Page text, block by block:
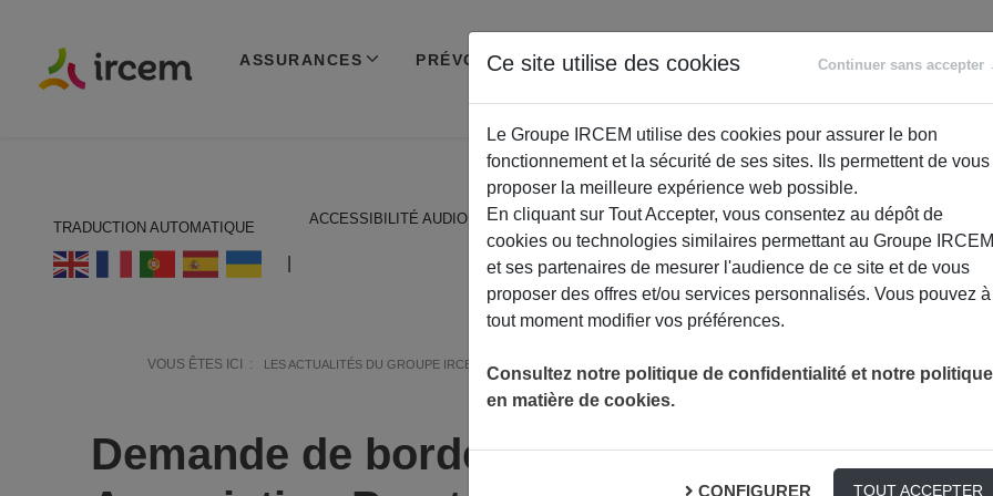
ASSURANCES PRÉVOYANCE RETRAITE
ACCOMPAGNEMENT
TRADUCTION AUTOMATIQUE
ACCESSIBILITÉ AUDIO
VOUS ÊTES ICI : LES ACTUALITÉS DU GROUPE IRCEM PRÉVOYANCE DEMANDE DE BORDEREAU D’INDEMNISATION –
Demande de bordereau d’indemnisation –
Ce site utilise des cookies Continuer sans accepter
Le Groupe IRCEM utilise des cookies pour assurer le bon
fonctionnement et la sécurité de ses sites. Ils permettent de vous
proposer la meilleure expérience web possible.
En cliquant sur Tout Accepter, vous consentez au dépôt de
cookies ou technologies similaires permettant au Groupe IRCEM
et ses partenaires de mesurer l'audience de ce site et de vous
proposer des offres et/ou services personnalisés. Vous pouvez à
tout moment modifier vos préférences.
Consultez notre politique de confidentialité et notre politique
en matière de cookies.
CONFIGURER TOUT ACCEPTER